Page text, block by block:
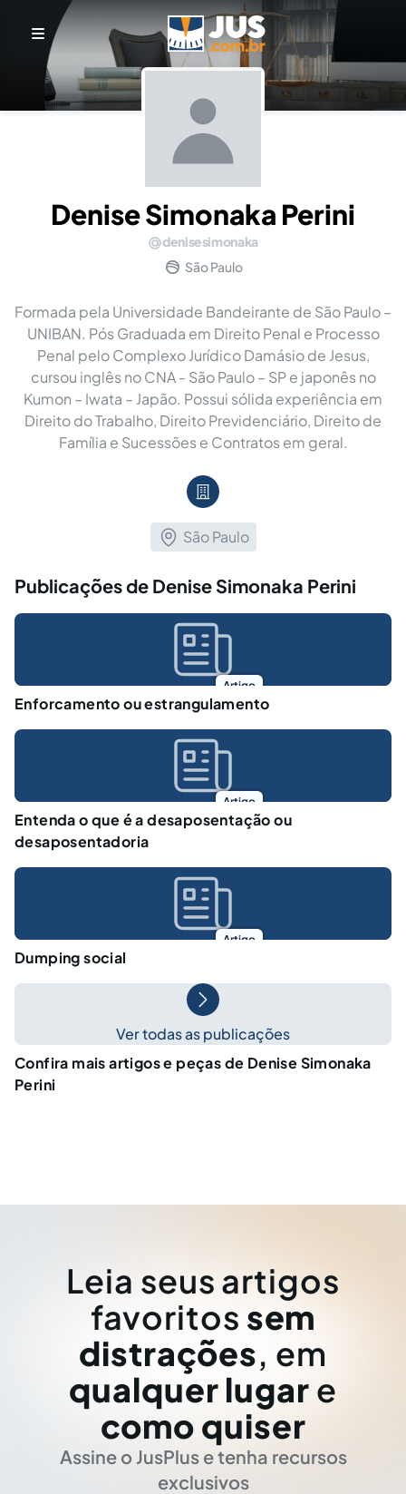
Denise Simonaka Perini
denisesimonaka
São Paulo
Formada pela Universidade Bandeirante de São Paulo –
UNIBAN. Pós Graduada em Direito Penal e Processo
Penal pelo Complexo Jurídico Damásio de Jesus,
cursou inglês no CNA - São Paulo – SP e japonês no
Kumon – Iwata – Japão. Possui sólida experiência em
Direito do Trabalho, Direito Previdenciário, Direito de
Família e Sucessões e Contratos em geral.
São Paulo
Publicações de Denise Simonaka Perini
Artigo
Enforcamento ou estrangulamento
Artigo
Entenda o que é a desaposentação ou
desaposentadoria
Artigo
Dumping social
Ver todas as publicações
Confira mais artigos e peças de Denise Simonaka
Perini
Leia seus artigos
favoritos sem
distrações, em
qualquer lugar e
como quiser
Assine o JusPlus e tenha recursos
exclusivos